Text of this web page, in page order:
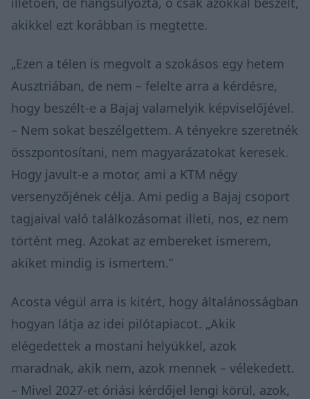
akikkel ezt korábban is megtette.
„Ezen a télen is megvolt a szokásos egy hetem
Ausztriában, de nem – felelte arra a kérdésre,
hogy beszélt-e a Bajaj valamelyik képviselőjével.
– Nem sokat beszélgettem. A tényekre szeretnék
összpontosítani, nem magyarázatokat keresek.
Hogy javult-e a motor, ami a KTM négy
versenyzőjének célja. Ami pedig a Bajaj csoport
tagjaival való találkozásomat illeti, nos, ez nem
történt meg. Azokat az embereket ismerem,
akiket mindig is ismertem.”
Acosta végül arra is kitért, hogy általánosságban
hogyan látja az idei pilótapiacot. „Akik
elégedettek a mostani helyükkel, azok
maradnak, akik nem, azok mennek – vélekedett.
– Mivel 2027-et óriási kérdőjel lengi körül, azok,